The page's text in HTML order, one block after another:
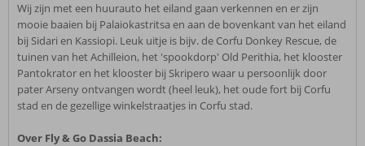
Wij zijn met een huurauto het eiland gaan verkennen en er zijn
mooie baaien bij Palaiokastritsa en aan de bovenkant van het eiland
bij Sidari en Kassiopi. Leuk uitje is bijv. de Corfu Donkey Rescue, de
tuinen van het Achilleion, het 'spookdorp' Old Perithia, het klooster
Pantokrator en het klooster bij Skripero waar u persoonlijk door
pater Arseny ontvangen wordt (heel leuk), het oude fort bij Corfu
stad en de gezellige winkelstraatjes in Corfu stad.
Over Fly & Go Dassia Beach: